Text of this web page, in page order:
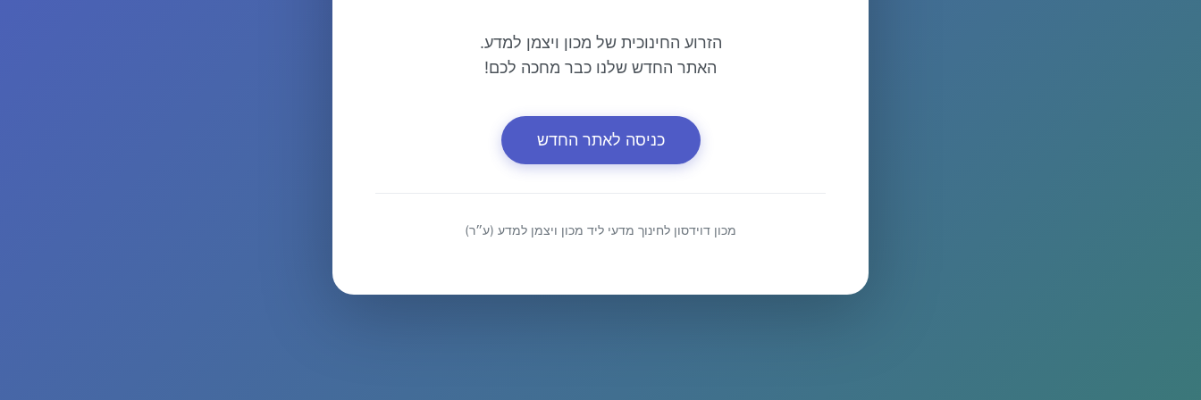
הזרוע החינוכית של מכון ויצמן למדע.
האתר החדש שלנו כבר מחכה לכם!
כניסה לאתר החדש
מכון דוידסון לחינוך מדעי ליד מכון ויצמן למדע (ע״ר)